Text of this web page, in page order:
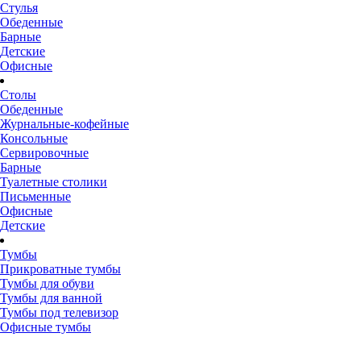
Стулья
Обеденные
Барные
Детские
Офисные
Столы
Обеденные
Журнальные-кофейные
Консольные
Сервировочные
Барные
Туалетные столики
Письменные
Офисные
Детские
Тумбы
Прикроватные тумбы
Тумбы для обуви
Тумбы для ванной
Тумбы под телевизор
Офисные тумбы